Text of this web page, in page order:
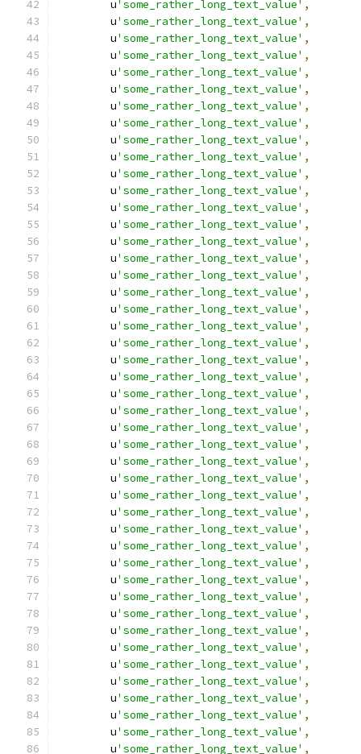
        u
'some_rather_long_text_value' ,
        u
'some_rather_long_text_value' ,
        u
'some_rather_long_text_value' ,
        u
'some_rather_long_text_value' ,
        u
'some_rather_long_text_value' ,
        u
'some_rather_long_text_value' ,
        u
'some_rather_long_text_value' ,
        u
'some_rather_long_text_value' ,
        u
'some_rather_long_text_value' ,
        u
'some_rather_long_text_value' ,
        u
'some_rather_long_text_value' ,
        u
'some_rather_long_text_value' ,
        u
'some_rather_long_text_value' ,
        u
'some_rather_long_text_value' ,
        u
'some_rather_long_text_value' ,
        u
'some_rather_long_text_value' ,
        u
'some_rather_long_text_value' ,
        u
'some_rather_long_text_value' ,
        u
'some_rather_long_text_value' ,
        u
'some_rather_long_text_value' ,
        u
'some_rather_long_text_value' ,
        u
'some_rather_long_text_value' ,
        u
'some_rather_long_text_value' ,
        u
'some_rather_long_text_value' ,
        u
'some_rather_long_text_value' ,
        u
'some_rather_long_text_value' ,
        u
'some_rather_long_text_value' ,
        u
'some_rather_long_text_value' ,
        u
'some_rather_long_text_value' ,
        u
'some_rather_long_text_value' ,
        u
'some_rather_long_text_value' ,
        u
'some_rather_long_text_value' ,
        u
'some_rather_long_text_value' ,
        u
'some_rather_long_text_value' ,
        u
'some_rather_long_text_value' ,
        u
'some_rather_long_text_value' ,
        u
'some_rather_long_text_value' ,
        u
'some_rather_long_text_value' ,
        u
'some_rather_long_text_value' ,
        u
'some_rather_long_text_value' ,
        u
'some_rather_long_text_value' ,
        u
'some_rather_long_text_value' ,
        u
'some_rather_long_text_value' ,
        u
'some_rather_long_text_value' ,
        u
'some_rather_long_text_value' ,